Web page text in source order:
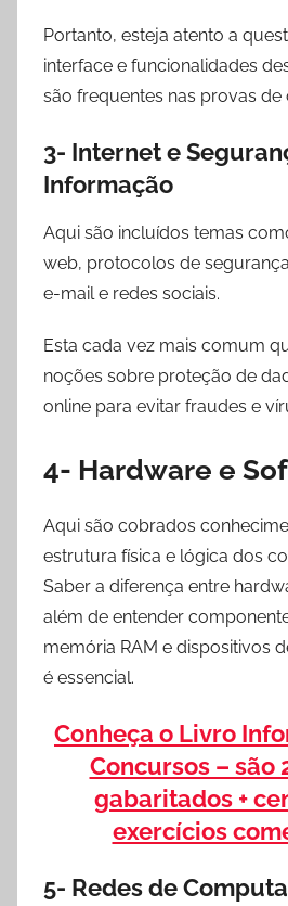
Portanto, esteja atento a
interface e funcionalidades
são frequentes nas provas de
3- Internet e
Informação
Aqui são incluídos temas
web, protocolos de
e-mail e redes sociais.
Esta cada vez mais comum
noções sobre proteção de
online para evitar fraudes e
4- Hardware e
Aqui são cobrados
estrutura física e lógica dos
Saber a diferença entre
além de entender
memória RAM e dispositivos
é essencial.
Conheça o Livro
Concursos – são
gabaritados +
exercícios
5- Redes de